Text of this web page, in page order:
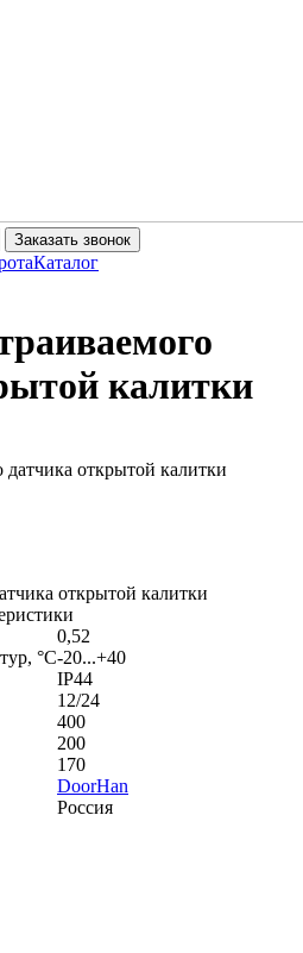
Заказать звонок
Каталог
калитки
открытой калитки
0,52
°С-20...+40
IP44
12/24
400
200
170
DoorHan
Россия